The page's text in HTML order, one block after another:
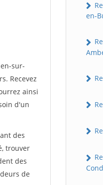
sur-
Recevez
ainsi
d'un
des
trouver
des
de
en-